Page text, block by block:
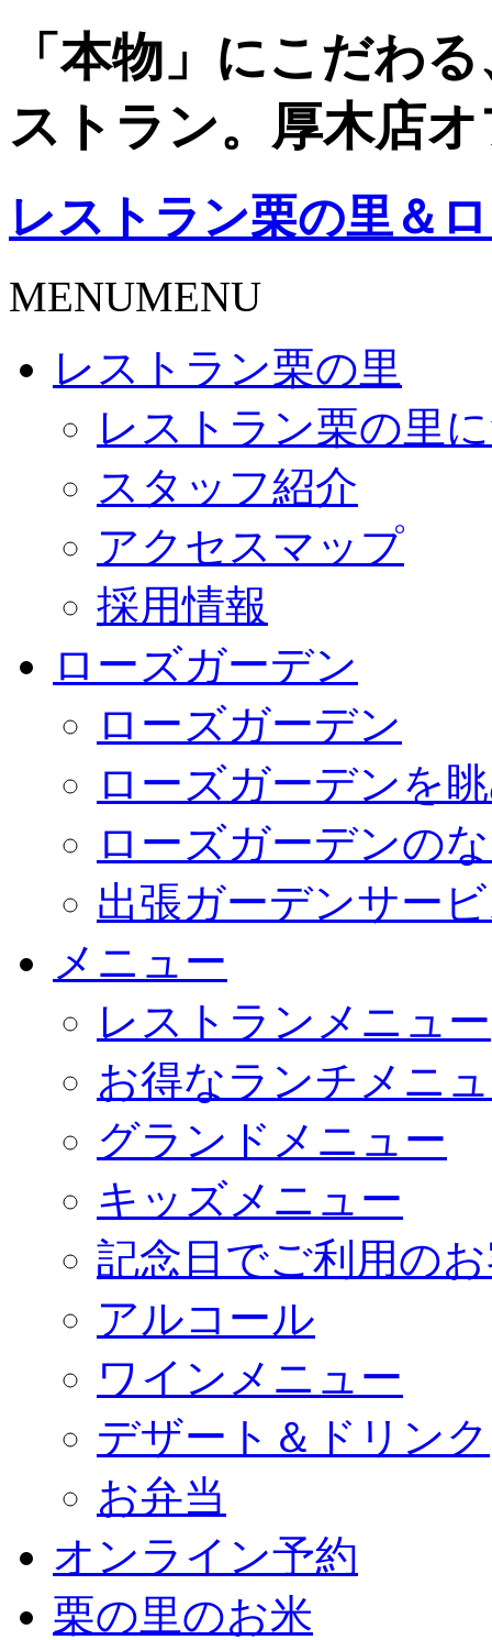
「本物」にこだわ
ストラン。厚木店
レストラン栗の里＆
MENUMENU
レストラン栗の里
レストラン栗の里
スタッフ紹介
アクセスマップ
採用情報
ローズガーデン
ローズガーデン
ローズガーデンを
ローズガーデンの
出張ガーデンサー
メニュー
レストランメニュー
お得なランチメニ
グランドメニュー
キッズメニュー
記念日でご利用の
アルコール
ワインメニュー
デザート＆ドリンク
お弁当
オンライン予約
栗の里のお米